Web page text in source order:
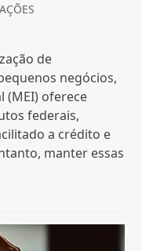
de
negócios,
(MEI) oferece
federais,
a crédito e
manter essas